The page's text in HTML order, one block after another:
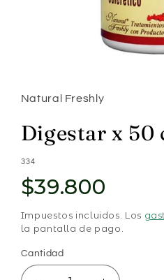
1
en
ventana
modal
Natural Freshly
Digestar x 50
SKU:
334
$39.800
Impuestos incluidos. Los
la pantalla de pago.
Cantidad
Cantidad